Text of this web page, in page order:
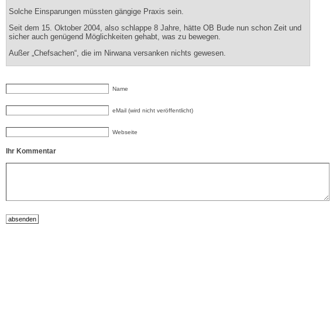
Solche Einsparungen müssten gängige Praxis sein.
Seit dem 15. Oktober 2004, also schlappe 8 Jahre, hätte OB Bude nun schon Zeit und
sicher auch genügend Möglichkeiten gehabt, was zu bewegen.
Außer „Chefsachen“, die im Nirwana versanken nichts gewesen.
Name
eMail (wird nicht veröffentlicht)
Webseite
Ihr Kommentar